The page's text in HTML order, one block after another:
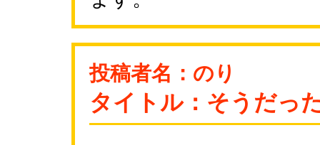
投稿者名：のり
タイトル：そうだっ